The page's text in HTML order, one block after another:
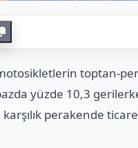
toptan-
yüzde 10,3
perakende